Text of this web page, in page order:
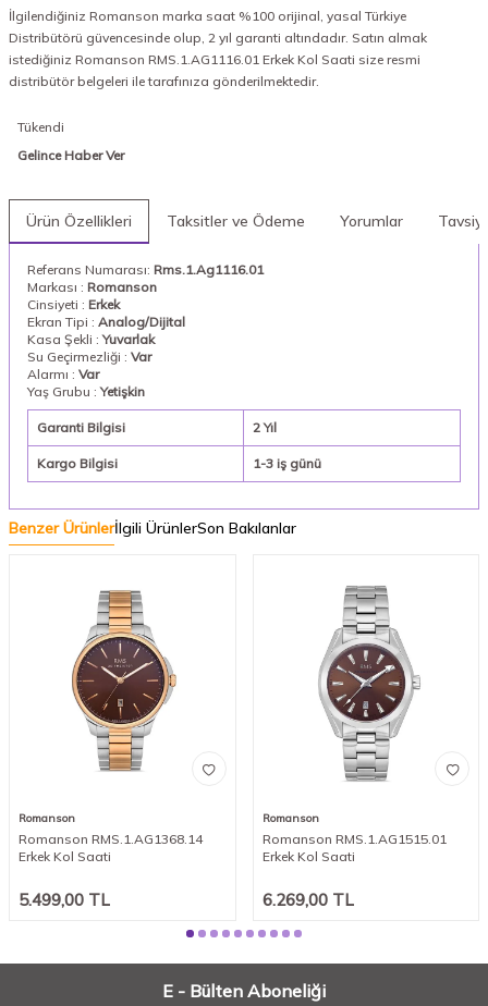
İlgilendiğiniz Romanson marka saat %100 orijinal, yasal Türkiye
Distribütörü güvencesinde olup, 2 yıl garanti altındadır. Satın almak
istediğiniz Romanson RMS.1.AG1116.01 Erkek Kol Saati size resmi
distribütör belgeleri ile tarafınıza gönderilmektedir.
Tükendi
Gelince Haber Ver
Ürün Özellikleri Taksitler ve Ödeme Yorumlar
Referans Numarası: Rms.1.Ag1116.01
Markası : Romanson
Cinsiyeti : Erkek
Ekran Tipi : Analog/Dijital
Kasa Şekli :Yuvarlak
Su Geçirmezliği : Var
Alarmı : Var
Yaş Grubu :Yetişkin
Garanti Bilgisi 2 Yıl
Kargo Bilgisi 1-3 iş günü
Benzer Ürünlerİlgili ÜrünlerSon Bakılanlar
Romanson
Romanson RMS.1.AG1368.14
Erkek Kol Saati
5.499,00 TL
Romanson
Romanson RMS.1.AG1515.01
Erkek Kol Saati
6.269,00TL
E - Bülten Aboneliği